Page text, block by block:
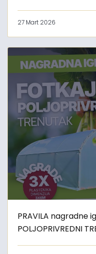
27 Mart 2026
PRAVILA nagradne
POLJOPRIVREDNI